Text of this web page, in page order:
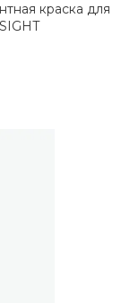
краска для